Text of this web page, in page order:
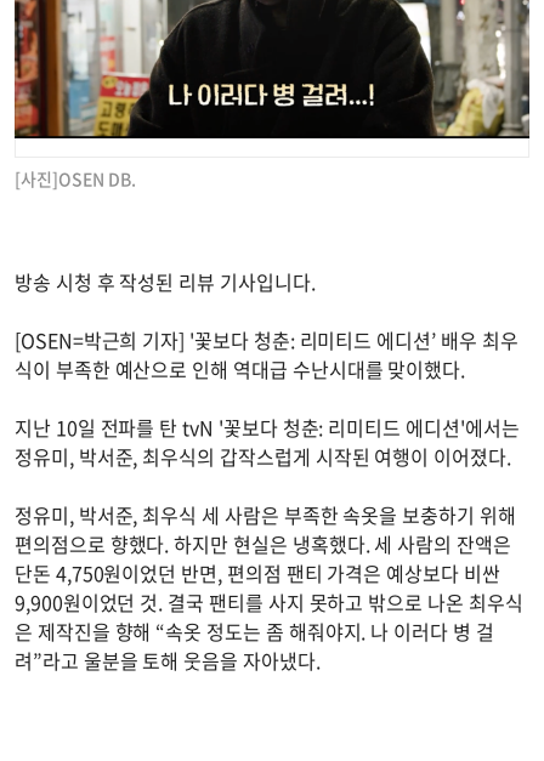
[사진]OSEN DB.
방송 시청 후 작성된 리뷰 기사입니다.
[OSEN=박근희 기자] '꽃보다 청춘: 리미티드 에디션’ 배우 최우
식이 부족한 예산으로 인해 역대급 수난시대를 맞이했다.
지난 10일 전파를 탄 tvN '꽃보다 청춘: 리미티드 에디션'에서는
정유미, 박서준, 최우식의 갑작스럽게 시작된 여행이 이어졌다.
정유미, 박서준, 최우식 세 사람은 부족한 속옷을 보충하기 위해
편의점으로 향했다. 하지만 현실은 냉혹했다. 세 사람의 잔액은
단돈 4,750원이었던 반면, 편의점 팬티 가격은 예상보다 비싼
9,900원이었던 것. 결국 팬티를 사지 못하고 밖으로 나온 최우식
은 제작진을 향해 “속옷 정도는 좀 해줘야지. 나 이러다 병 걸
려”라고 울분을 토해 웃음을 자아냈다.